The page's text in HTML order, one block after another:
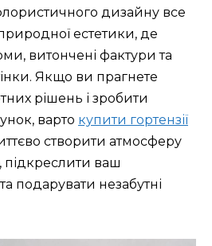
дизайну все
естетики, де
витончені фактури та
Якщо ви прагнете
рішень і зробити
варто купити гортензії
створити атмосферу
підкреслити ваш
подарувати незабутні